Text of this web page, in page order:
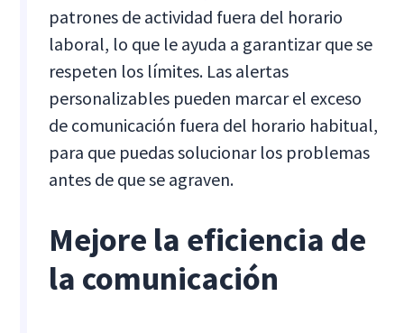
patrones de actividad fuera del horario
laboral, lo que le ayuda a garantizar que se
respeten los límites. Las alertas
personalizables pueden marcar el exceso
de comunicación fuera del horario habitual,
para que puedas solucionar los problemas
antes de que se agraven.
Mejore la eficiencia de
la comunicación